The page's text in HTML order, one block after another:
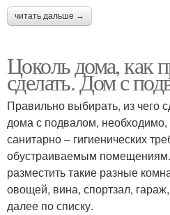
читать дальше →
Цоколь дома, как
сделать. Дом с
Правильно выбирать, из чего
дома с подвалом, необходимо,
санитарно – гигиенических
обустраиваемым
разместить такие разные
овощей, вина, спортзал,
далее по списку.